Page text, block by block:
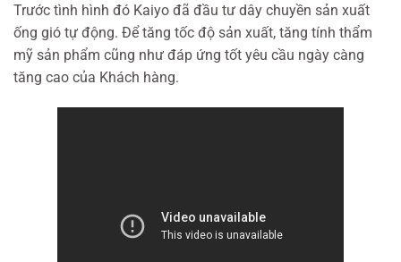
Trước tình hình đó Kaiyo đã đầu tư dây chuyền sản xuất
ống gió tự động. Để tăng tốc độ sản xuất, tăng tính thẩm
mỹ sản phẩm cũng như đáp ứng tốt yêu cầu ngày càng
tăng cao của Khách hàng.